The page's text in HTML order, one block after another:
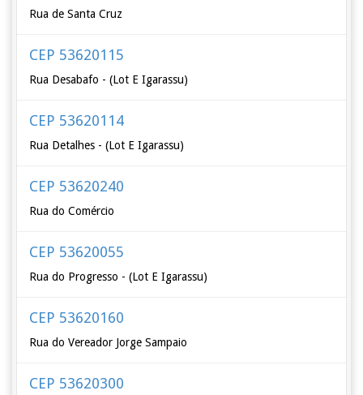
Rua de Santa Cruz
CEP 53620115
Rua Desabafo - (Lot E Igarassu)
CEP 53620114
Rua Detalhes - (Lot E Igarassu)
CEP 53620240
Rua do Comércio
CEP 53620055
Rua do Progresso - (Lot E Igarassu)
CEP 53620160
Rua do Vereador Jorge Sampaio
CEP 53620300